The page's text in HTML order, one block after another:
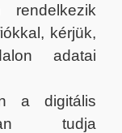
kérjük,
adatai
a digitális
tudja